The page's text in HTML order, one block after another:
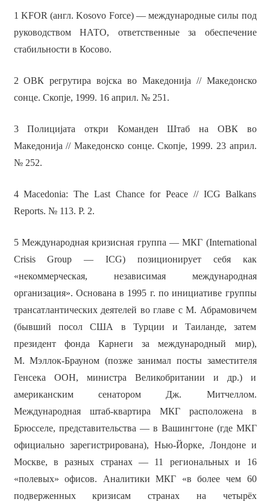
1 KFOR (англ. Kosovo Force) — международные силы под
руководством НАТО, ответственные за обеспечение
стабильности в Косово.
2 ОВК регрутира војска во Македонија // Македонско
сонце. Скопје, 1999. 16 април. № 251.
3 Полицијата откри Команден Штаб на ОВК во
Македонија // Македонско сонце. Скопје, 1999. 23 април.
№ 252.
4 Macedonia: The Last Chance for Peace // ICG Balkans
Reports. № 113. P. 2.
5 Международная кризисная группа — МКГ (International
Crisis Group — ICG) позиционирует себя как
«некоммерческая, независимая международная
организация». Основана в 1995 г. по инициативе группы
трансатлантических деятелей во главе с М. Абрамовичем
(бывший посол США в Турции и Таиланде, затем
президент фонда Карнеги за международный мир),
М. Мэллок-Брауном (позже занимал посты заместителя
Генсека ООН, министра Великобритании и др.) и
американским сенатором Дж. Митчеллом.
Международная штаб-квартира МКГ расположена в
Брюсселе, представительства — в Вашингтоне (где МКГ
официально зарегистрирована), Нью-Йорке, Лондоне и
Москве, в разных странах — 11 региональных и 16
«полевых» офисов. Аналитики МКГ «в более чем 60
подверженных кризисам странах на четырёх